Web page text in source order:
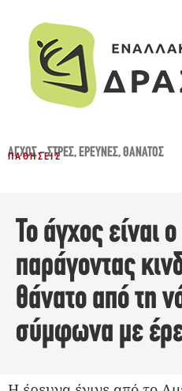
ΆΓΧΟΣ - ΣΤΡΕΣ,ΈΡΕΥΝΕΣ,ΘΆΝΑΤΟΣ
ΠΑΘΉΣΕΙΣ
Το άγχος είναι
παράγοντας
θάνατο από τη
σύμφωνα με